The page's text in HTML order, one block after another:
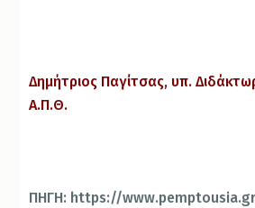
Δημήτριος Παγίτσας, υπ.
Α.Π.Θ.
ΠΗΓΗ: https://www.pemptousia.gr